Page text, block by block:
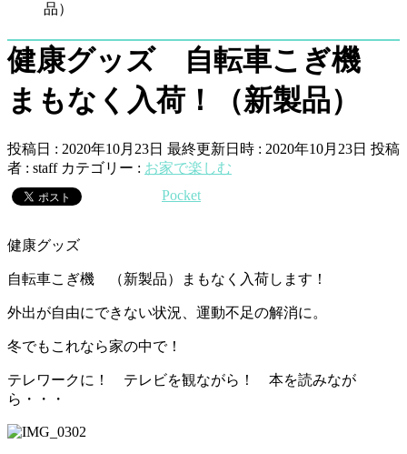
品）
健康グッズ 自転車こぎ機
まもなく入荷！（新製品）
投稿日 : 2020年10月23日 最終更新日時 : 2020年10月23日 投稿
者 : staff カテゴリー : お家で楽しむ
Pocket
健康グッズ
自転車こぎ機 （新製品）まもなく入荷します！
外出が自由にできない状況、運動不足の解消に。
冬でもこれなら家の中で！
テレワークに！ テレビを観ながら！ 本を読みなが
ら・・・